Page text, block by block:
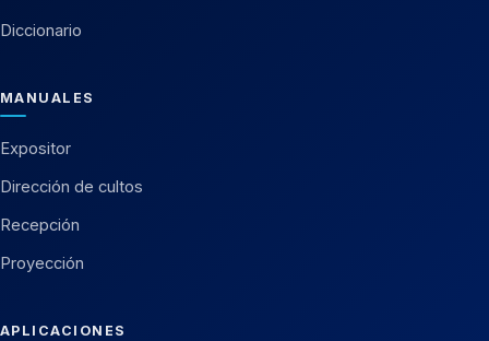
Diccionario
MANUALES
Expositor
Dirección de cultos
Recepción
Proyección
APLICACIONES